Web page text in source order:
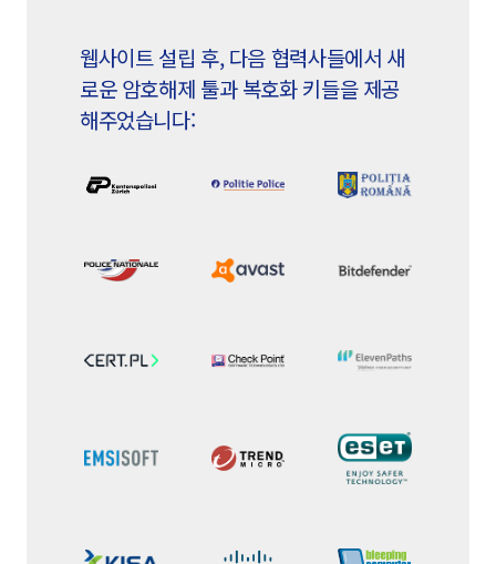
웹사이트 설립 후, 다음 협력사들에서 새
로운 암호해제 툴과 복호화 키들을 제공
해주었습니다: